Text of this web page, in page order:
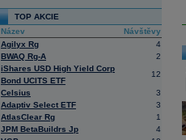
TOP AKCIE
Název
Návštěvy
Agilyx Rg
4
BWAQ Rg-A
2
iShares USD High Yield Corp
Bond UCITS ETF
12
Celsius
3
Adaptiv Select ETF
3
AtlasClear Rg
1
JPM BetaBuildrs Jp
4